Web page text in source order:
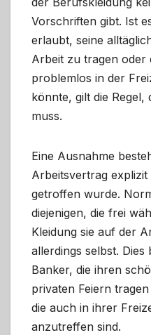
Vorschriften gibt. Ist
erlaubt, seine
Arbeit zu tragen oder
problemlos in der
könnte, gilt die
muss.
Eine Ausnahme
Arbeitsvertrag explizit
getroffen wurde.
diejenigen, die frei
Kleidung sie auf der
allerdings selbst. Dies
Banker, die ihren
privaten Feiern
die auch in ihrer
anzutreffen sind.